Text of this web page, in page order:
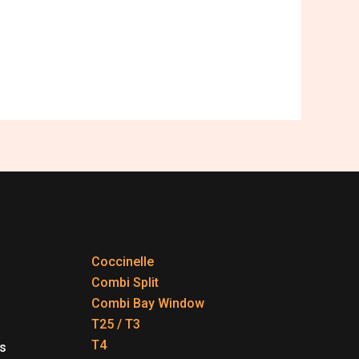
Coccinelle
Combi Split
Combi Bay Window
T25 / T3
T4